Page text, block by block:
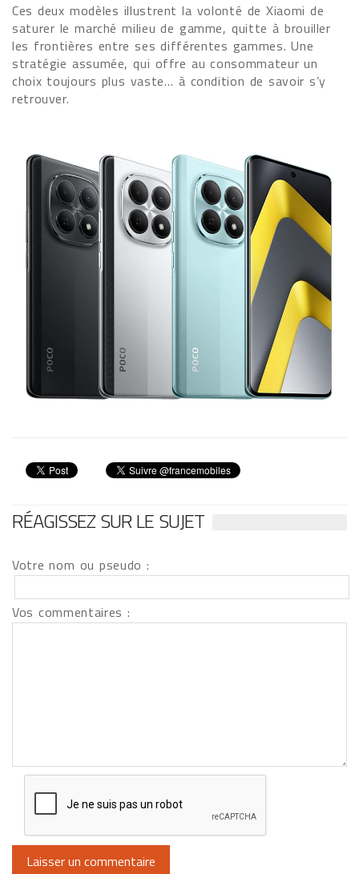
Ces deux modèles illustrent la volonté de Xiaomi de
saturer le marché milieu de gamme, quitte à brouiller
les frontières entre ses différentes gammes. Une
stratégie assumée, qui offre au consommateur un
choix toujours plus vaste… à condition de savoir s’y
retrouver.
RÉAGISSEZ SUR LE SUJET
Votre nom ou pseudo :
Vos commentaires :